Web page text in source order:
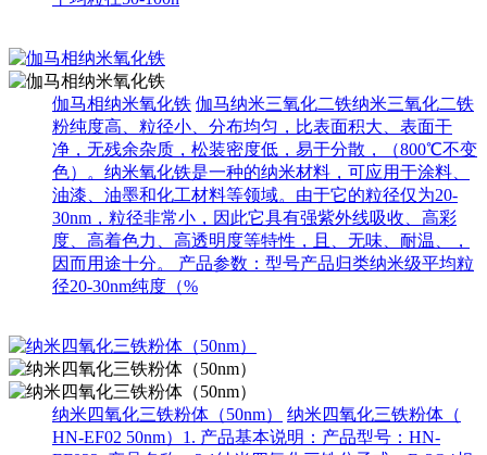
伽马相纳米氧化铁 伽马纳米三氧化二铁纳米三氧化二铁
粉纯度高、粒径小、分布均匀，比表面积大、表面干
净，无残余杂质，松装密度低，易于分散，（800℃不变
色）。纳米氧化铁是一种的纳米材料，可应用于涂料、
油漆、油墨和化工材料等领域。由于它的粒径仅为20-
30nm，粒径非常小，因此它具有强紫外线吸收、高彩
度、高着色力、高透明度等特性，且、无味、耐温、，
因而用途十分。 产品参数：型号产品归类纳米级平均粒
径20-30nm纯度（%
纳米四氧化三铁粉体（50nm）
纳米四氧化三铁粉体（
HN-EF02 50nm）1. 产品基本说明：产品型号：HN-